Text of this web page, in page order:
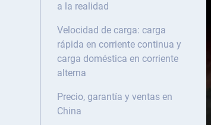
a la realidad
Velocidad de carga: carga
rápida en corriente continua y
carga doméstica en corriente
alterna
Precio, garantía y ventas en
China